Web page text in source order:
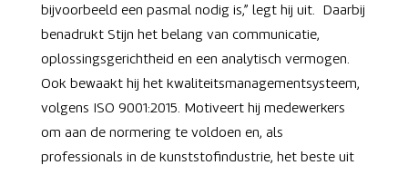
bijvoorbeeld een pasmal nodig is,” legt hij uit. Daarbij
benadrukt Stijn het belang van communicatie,
oplossingsgerichtheid en een analytisch vermogen.
Ook bewaakt hij het kwaliteitsmanagementsysteem,
volgens ISO 9001:2015. Motiveert hij medewerkers
om aan de normering te voldoen en, als
professionals in de kunststofindustrie, het beste uit